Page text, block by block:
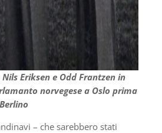
Eriksen e Odd Frantzen in
norvegese a Oslo prima
– che sarebbero stati